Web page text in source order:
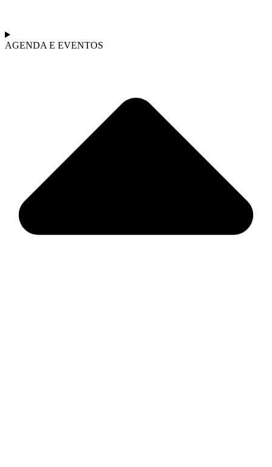
AGENDA E EVENTOS